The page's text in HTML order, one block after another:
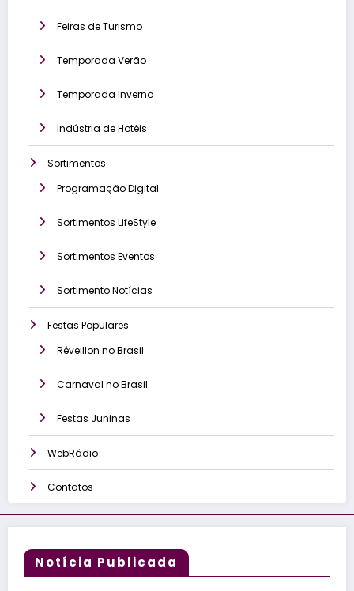
Feiras de Turismo
Temporada Verão
Temporada Inverno
Indústria de Hotéis
Sortimentos
Programação Digital
Sortimentos LifeStyle
Sortimentos Eventos
Sortimento Notícias
Festas Populares
Réveillon no Brasil
Carnaval no Brasil
Festas Juninas
WebRádio
Contatos
Notícia Publicada